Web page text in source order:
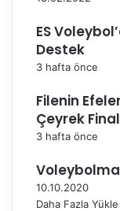
ES
Destek
3 hafta önce
Filenin
Çeyrek
3 hafta önce
10.10.2020
Daha Fazla Yükle